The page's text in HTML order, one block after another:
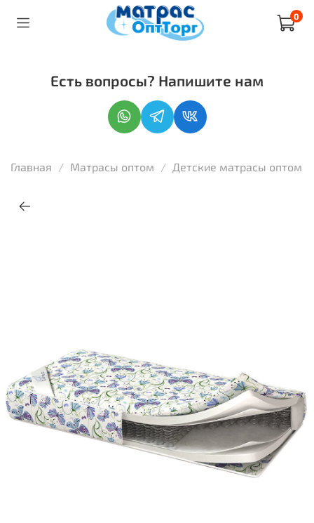
0
Главная Матрасы оптом Детские матрасы оптом
Есть вопросы? Напишите нам